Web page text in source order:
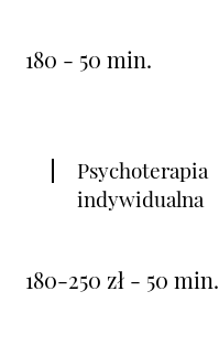
180 - 50 min.
Psychoterapia
indywidualna
180-250 zł - 50 min.